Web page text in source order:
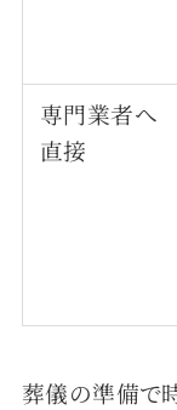
専門業者へ
直接
葬儀の準備で